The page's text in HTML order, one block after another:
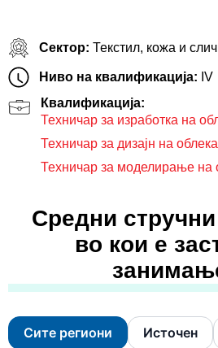
Сектор: Текстил, кожа и
Ниво на квалификација: IV
Квалификација:
Техничар за изработка на
Техничар за дизајн на облека
Техничар за моделирaње на
Средни
во кои е
Сите региони Источен